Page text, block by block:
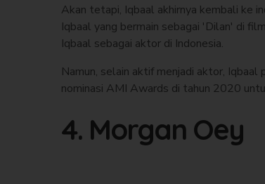
Akan tetapi, Iqbaal akhirnya kembali ke
Iqbaal yang bermain sebagai 'Dilan' di
Iqbaal sebagai aktor di Indonesia.
Namun, selain aktif menjadi aktor, Iqbaal
nominasi AMI Awards di tahun 2020
4. Morgan Oey